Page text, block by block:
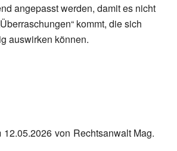
angepasst werden, damit es nicht
kommt, die sich
auswirken können.
12.05.2026 von Rechtsanwalt Mag.